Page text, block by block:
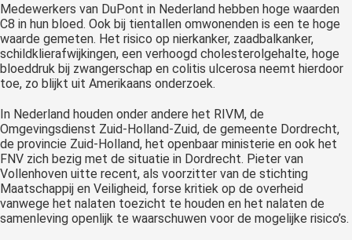
Medewerkers van DuPont in Nederland hebben hoge waarden
C8 in hun bloed. Ook bij tientallen omwonenden is een te hoge
waarde gemeten. Het risico op nierkanker, zaadbalkanker,
schildklierafwijkingen, een verhoogd cholesterolgehalte, hoge
bloeddruk bij zwangerschap en colitis ulcerosa neemt hierdoor
toe, zo blijkt uit Amerikaans onderzoek.
In Nederland houden onder andere het RIVM, de
Omgevingsdienst Zuid-Holland-Zuid, de gemeente Dordrecht,
de provincie Zuid-Holland, het openbaar ministerie en ook het
FNV zich bezig met de situatie in Dordrecht. Pieter van
Vollenhoven uitte recent, als voorzitter van de stichting
Maatschappij en Veiligheid, forse kritiek op de overheid
vanwege het nalaten toezicht te houden en het nalaten de
samenleving openlijk te waarschuwen voor de mogelijke risico’s.